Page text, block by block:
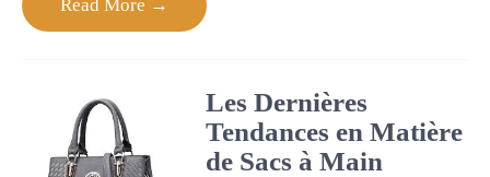
Read More →
Les Dernières
Tendances en Matière
de Sacs à Main